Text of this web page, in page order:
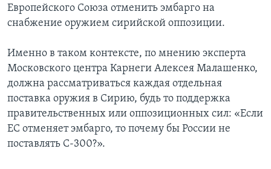
Европейского Союза отменить эмбарго на
снабжение оружием сирийской оппозиции.
Именно в таком контексте, по мнению эксперта
Московского центра Карнеги Алексея Малашенко,
должна рассматриваться каждая отдельная
поставка оружия в Сирию, будь то поддержка
правительственных или оппозиционных сил: «Если
ЕС отменяет эмбарго, то почему бы России не
поставлять С-300?».